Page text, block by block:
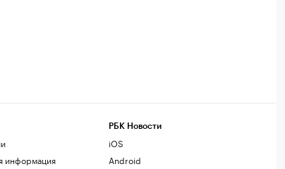
информация
РБК Новости
iOS
Android